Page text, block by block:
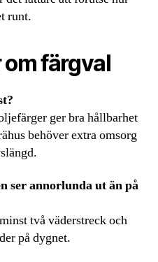
runt.
färgval
ger bra hållbarhet
behöver extra omsorg
ser annorlunda ut än på
två väderstreck och
på dygnet.